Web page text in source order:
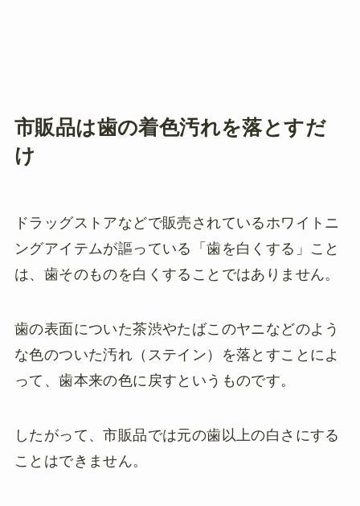
市販品は歯の着色汚れを落とすだ
け
ドラッグストアなどで販売されているホワイトニ
ングアイテムが謳っている「歯を白くする」こと
は、歯そのものを白くすることではありません。
歯の表面についた茶渋やたばこのヤニなどのよう
な色のついた汚れ（ステイン）を落とすことによ
って、歯本来の色に戻すというものです。
したがって、市販品では元の歯以上の白さにする
ことはできません。